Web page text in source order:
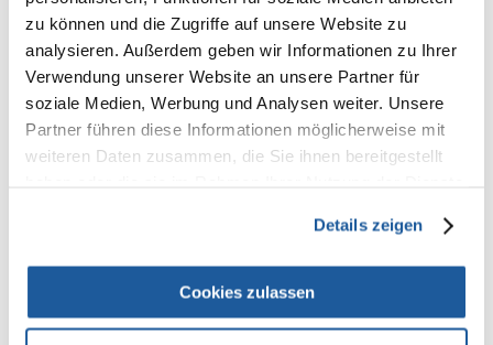
zu können und die Zugriffe auf unsere Website zu
analysieren. Außerdem geben wir Informationen zu Ihrer
Verwendung unserer Website an unsere Partner für
soziale Medien, Werbung und Analysen weiter. Unsere
Partner führen diese Informationen möglicherweise mit
weiteren Daten zusammen, die Sie ihnen bereitgestellt
Details zeigen
Cookies zulassen
dem Conditioner anwenden.
Anwendung: Eine gleichmäßige Schicht der Pflegespülung auf das nasse
Fell auftragen und leicht einmassieren. Etwa eine Minute einwirken
lassen und dann gründlich mit Wasser ausspülen.
Inhaltsstoffe: Aqua, Cetyl Alcohol und Stearalkonium Chloride und PEG-
20 Stearate, Hydrolyzed Keratin, Persea Gratissima (Avocado) Fruit Oil,
Parfum, Citric Acid, Methylchloroisothiazolinone, Methylisothiazolinone.
NEUE NACHRICHT